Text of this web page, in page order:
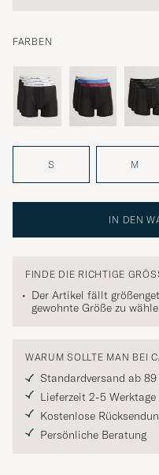
FARBEN
S M
IN DEN
FINDE DIE RICHTIGE
Der Artikel fällt
gewohnte Größe zu
WARUM SOLLTE MAN BEI
Standardversand ab
Lieferzeit 2-5 Werktage
Kostenlose
Persönliche Beratung